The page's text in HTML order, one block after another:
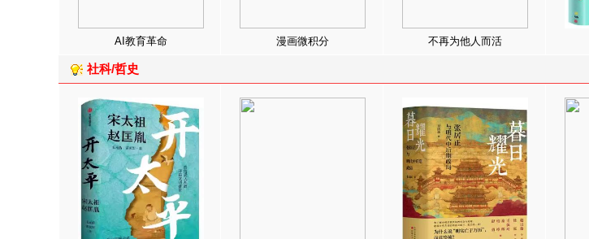
AI教育革命 漫画微积分 不再为他人而活
社科/哲史